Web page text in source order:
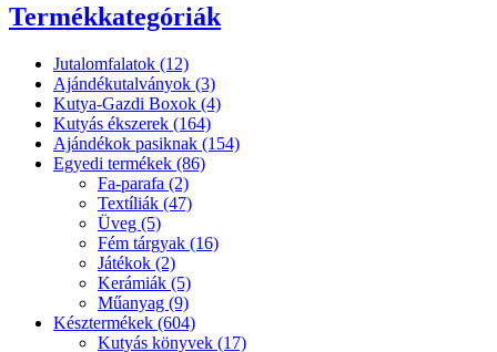
Termékkategóriák
Jutalomfalatok (12)
Ajándékutalványok (3)
Kutya-Gazdi Boxok (4)
Kutyás ékszerek (164)
Ajándékok pasiknak (154)
Egyedi termékek (86)
Fa-parafa (2)
Textíliák (47)
Üveg (5)
Fém tárgyak (16)
Játékok (2)
Kerámiák (5)
Műanyag (9)
Késztermékek (604)
Kutyás könyvek (17)